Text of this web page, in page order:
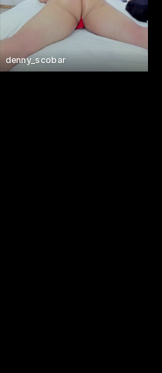
denny_scobar